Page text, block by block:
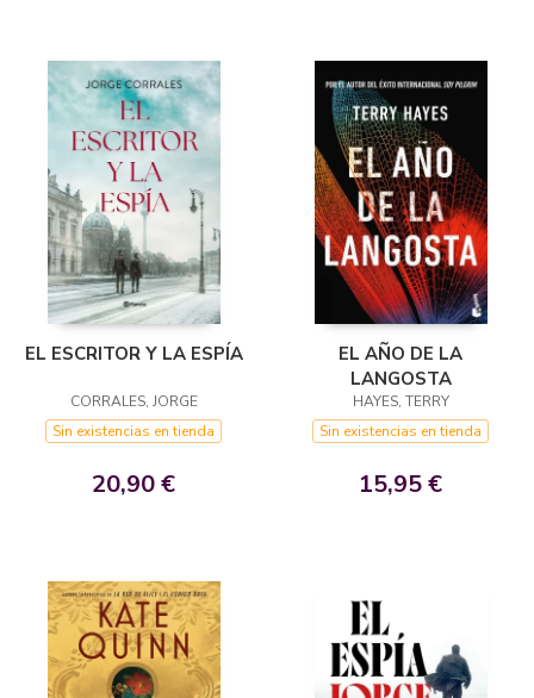
EL ESCRITOR Y LA ESPÍA
CORRALES, JORGE
Sin existencias en tienda
20,90 €
EL AÑO DE LA
LANGOSTA
HAYES, TERRY
Sin existencias en tienda
15,95 €